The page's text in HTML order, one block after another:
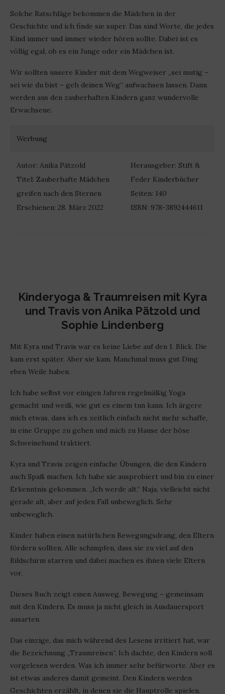
Solche Ratschläge bekommen die Mädchen in der
Geschichte und ich finde sie super. Das sind Worte, die jedes
Kind immer und immer wieder hören sollte. Dabei ist es
völlig egal, ob es ein Junge oder ein Mädchen ist.
Wir sollten unsere Kinder mit dem Wegweiser „sei mutig –
sei wie du bist – geh deinen Weg“ aufwachsen lassen. Dann
werden aus den zauberhaften Kindern ganz wundervolle
Erwachsene.
Werbung
Autor: Anika Pätzold
Titel: Zauberhafte Mädchen
greifen nach den Sternen
Erschienen: 28. März 2022
Herausgeber: Stift &
Feder Kinderbücher
Seiten: 140
ISBN: 978-3892444611
Kinderyoga & Traumreisen mit Kyra
und Travisvon Anika Pätzold und
Sophie Lindenberg
Mit Kyra und Travis war es keine Liebe auf den 1. Blick. Die
kam erst später. Aber sie kam. Manchmal muss gut Ding
eben Weile haben.
Ich habe selbst vor einigen Jahren regelmäßig Yoga
gemacht und weiß, wie gut es einem tun kann. Ich ärgere
mich etwas, dass ich es zeitlich einfach nicht mehr schaffe,
in eine Gruppe zu gehen und mich zu Hause der böse
Schweinehund traktiert.
Kyra und Travis zeigen einfache Übungen, die den Kindern
auch Spaß machen. Ich habe sie ausprobiert und bin zu einer
Erkenntnis gekommen. „Ich werde alt.“ Naja, vielleicht nicht
gerade alt, aber auf jeden Fall unbeweglich. Sehr
unbeweglich.
Kinder haben einen natürlichen Bewegungsdrang, den Eltern
fördern sollten. Alle schimpfen, dass sie zu viel auf den
Bildschirm starren und dabei machen es ihnen viele Eltern
vor.
Dieses Buch zeigt einen Ausweg. Bewegung – gemeinsam
mit den Kindern. Es muss ja nicht gleich in Ausdauersport
ausarten.
Das einzige, das mich während des Lesens irritiert hat, war
die Bezeichnung „Traumreisen“. Ich dachte, den Kindern soll
vorgelesen werden. Was ich immer sehr befürworte. Aber es
ist etwas anderes damit gemeint. Den Kindern werden
Geschichten erzählt, in denen sie die Hauptrolle spielen.